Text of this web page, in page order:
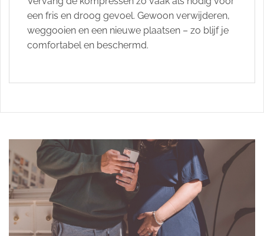
een fris en droog gevoel. Gewoon verwijderen,
weggooien en een nieuwe plaatsen – zo blijf je
comfortabel en beschermd.